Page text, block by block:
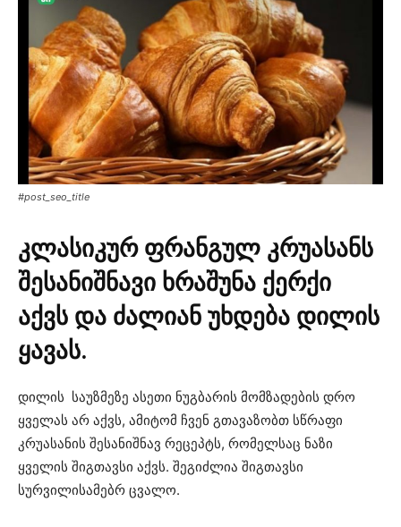
#post_seo_title
კლასიკურ ფრანგულ კრუასანს
შესანიშნავი ხრაშუნა ქერქი
აქვს და ძალიან უხდება დილის
ყავას.
დილის საუზმეზე ასეთი ნუგბარის მომზადების დრო
ყველას არ აქვს, ამიტომ ჩვენ გთავაზობთ სწრაფი
კრუასანის შესანიშნავ რეცეპტს, რომელსაც ნაზი
ყველის შიგთავსი აქვს. შეგიძლია შიგთავსი
სურვილისამებრ ცვალო.